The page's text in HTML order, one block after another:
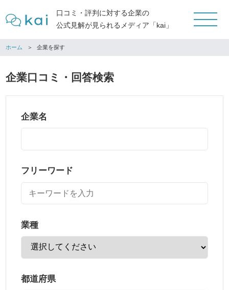
口コミ・評判に対する企業の
公式見解が見られるメディア「kai」
ホーム 企業を探す
企業口コミ・回答検索
企業名
フリーワード
業種
都道府県